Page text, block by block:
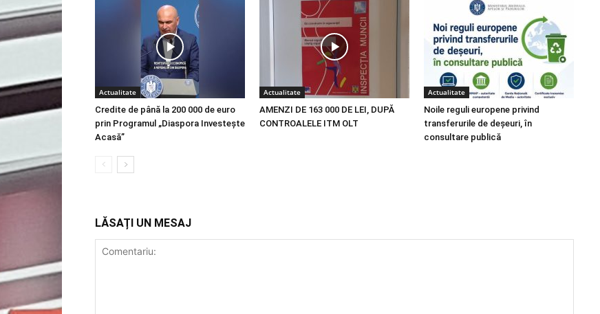
Actualitate
Credite de până la 200 000 de euro
prin Programul „Diaspora Investește
Acasă”
Actualitate
AMENZI DE 163 000 DE LEI, DUPĂ
CONTROALELE ITM OLT
Actualitate
Noile reguli europene privind
transferurile de deșeuri, în
consultare publică
LĂSAȚI UN MESAJ